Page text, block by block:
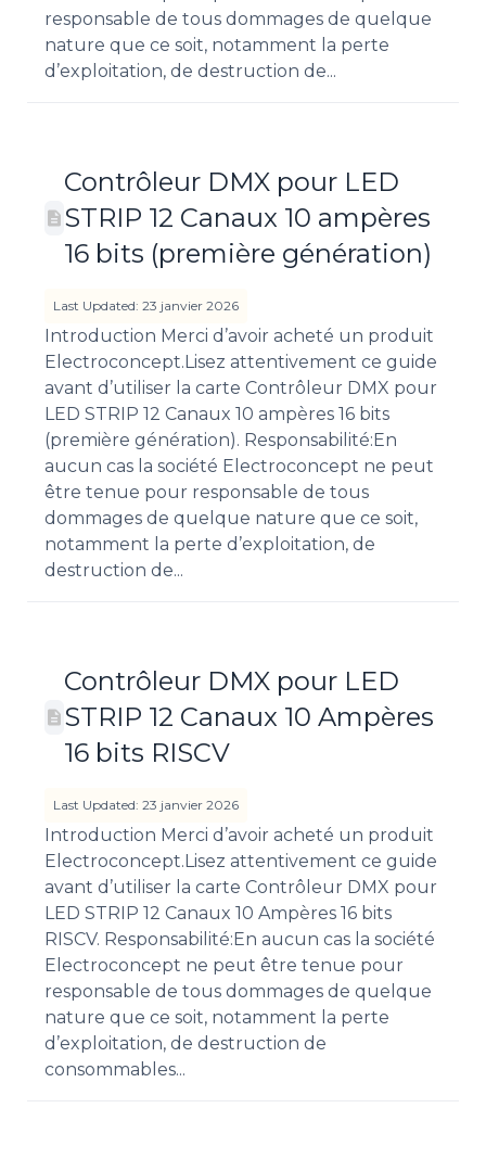
responsable de tous dommages de quelque
nature que ce soit, notamment la perte
d’exploitation, de destruction de...
Contrôleur DMX pour LED
STRIP 12 Canaux 10 ampères
16 bits (première génération)
Last Updated: 23 janvier 2026
Introduction Merci d’avoir acheté un produit
Electroconcept.Lisez attentivement ce guide
avant d’utiliser la carte Contrôleur DMX pour
LED STRIP 12 Canaux 10 ampères 16 bits
(première génération). Responsabilité:En
aucun cas la société Electroconcept ne peut
être tenue pour responsable de tous
dommages de quelque nature que ce soit,
notamment la perte d’exploitation, de
destruction de...
Contrôleur DMX pour LED
STRIP 12 Canaux 10 Ampères
16 bits RISCV
Last Updated: 23 janvier 2026
Introduction Merci d’avoir acheté un produit
Electroconcept.Lisez attentivement ce guide
avant d’utiliser la carte Contrôleur DMX pour
LED STRIP 12 Canaux 10 Ampères 16 bits
RISCV. Responsabilité:En aucun cas la société
Electroconcept ne peut être tenue pour
responsable de tous dommages de quelque
nature que ce soit, notamment la perte
d’exploitation, de destruction de
consommables...